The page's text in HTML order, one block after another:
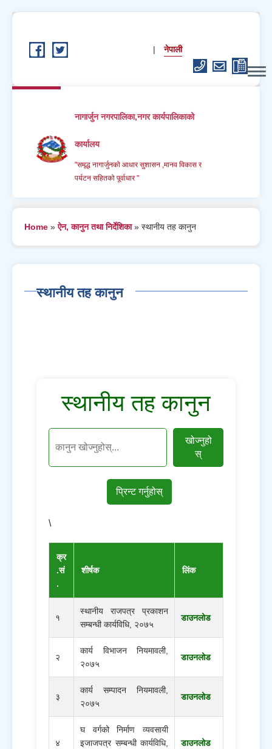
Skip to main content
नेपाली
नागार्जुन नगरपालिका,नगर कार्यपालिकाको
कार्यालय
"समृद्ध नागार्जुनको आधार सुशासन ,मानव विकास र
पर्यटन सहितको पूर्वाधार "
You are here
Home »ऐन, कानुन तथा निर्देशिका» स्थानीय तह कानुन
स्थानीय तह कानुन
स्थानीय तह कानुन
खोज्नुहो
स्
प्रिन्ट गर्नुहोस्
\
क्र
.सं
.
शीर्षक लिंक
१
स्थानीय राजपत्र प्रकाशन
सम्बन्धी कार्यविधि, २०७५
डाउनलोड
२
कार्य विभाजन नियमावली,
२०७५
डाउनलोड
३
कार्य सम्पादन नियमावली,
२०७५
डाउनलोड
४
घ वर्गको निर्माण व्यवसायी
इजाजपत्र सम्बन्धी कार्यविधि,
डाउनलोड